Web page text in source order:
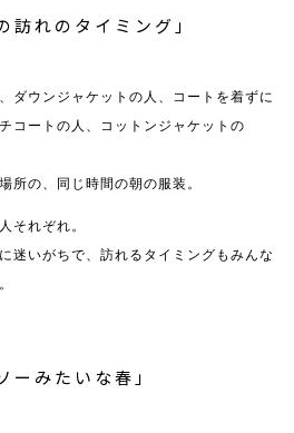
訪れのタイミング」
ダウンジャケットの人、コートを着ずに
コートの人、コットンジャケットの
所の、同じ時間の朝の服装。
それぞれ。
迷いがちで、訪れるタイミングもみんな
ーみたいな春」